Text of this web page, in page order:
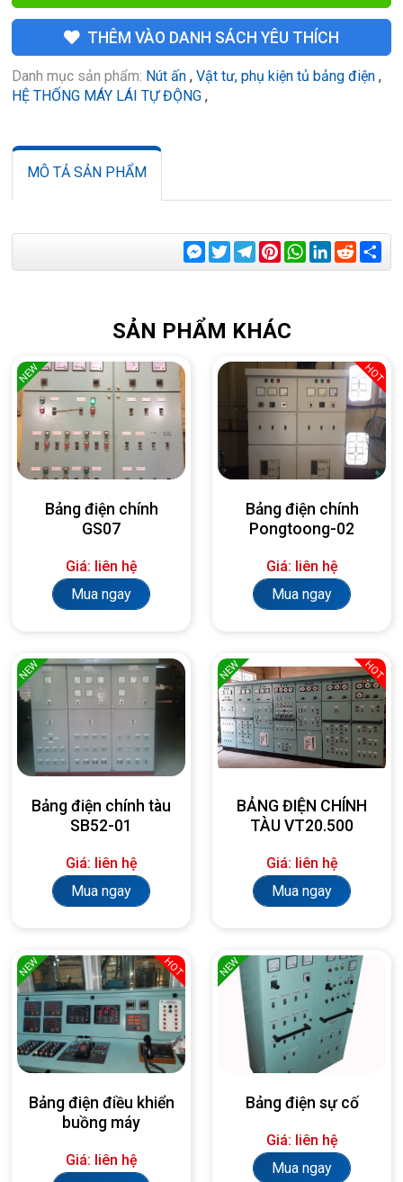
THÊM VÀO DANH SÁCH YÊU THÍCH
Danh mục sản phẩm: Nút ấn , Vật tư, phụ kiện tủ bảng điện ,
HỆ THỐNG MÁY LÁI TỰ ĐỘNG ,
MÔ TẢ SẢN PHẨM
Messenger
TwitterTelegram
Pinterest
WhatsApp
LinkedIn
Reddit
SẢN PHẨM KHÁC
NEW
Bảng điện chính
GS07
Giá: liên hệ
Mua ngay
HOT
Bảng điện chính
Pongtoong-02
Giá: liên hệ
Mua ngay
NEW
Bảng điện chính tàu
SB52-01
Giá: liên hệ
Mua ngay
NEW HOT
BẢNG ĐIỆN CHÍNH
TÀU VT20.500
Giá: liên hệ
Mua ngay
NEW HOT
Bảng điện điều khiển
buồng máy
Giá: liên hệ
NEW
Bảng điện sự cố
Giá: liên hệ
Mua ngay